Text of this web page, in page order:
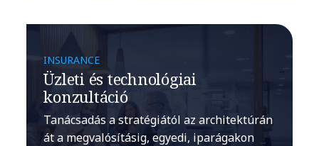
INSURANCE
Üzleti és technológiai
konzultáció
Tanácsadás a stratégiától az architektúrán
át a megvalósításig, egyedi, iparágakon